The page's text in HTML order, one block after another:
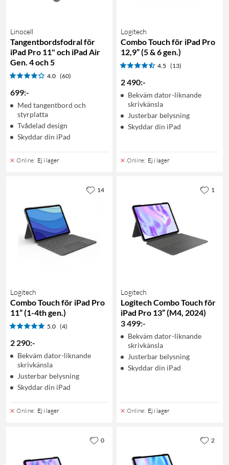
Linocell
Tangentbordsfodral för
iPad Pro 11" och iPad Air
Gen. 4 och 5
4.0 (60)
699:-
Med tangentbord och
styrplatta
Tvådelad design
Skyddar din iPad
Online: Ej i lager
Logitech
Combo Touch för iPad Pro
12,9” (5 & 6 gen.)
4.5 (13)
2 490:-
Bekväm dator-liknande
skrivkänsla
Justerbar belysning
Skyddar din iPad
Online: Ej i lager
Logitech
Combo Touch för iPad Pro
11” (1-4th gen.)
5.0 (4)
2 290:-
Bekväm dator-liknande
skrivkänsla
Justerbar belysning
Skyddar din iPad
Online: Ej i lager
14
Logitech
Logitech Combo Touch för
iPad Pro 13” (M4, 2024)
3 499:-
Bekväm dator-liknande
skrivkänsla
Justerbar belysning
Skyddar din iPad
Online: Ej i lager
1
0 2